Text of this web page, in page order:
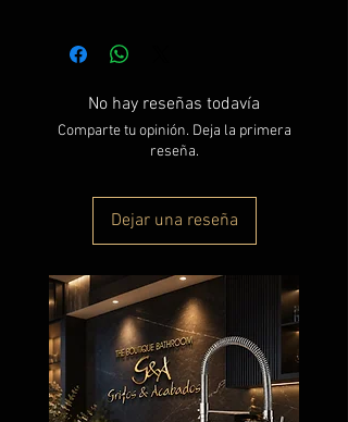
No hay reseñas todavía
Comparte tu opinión. Deja la primera
reseña.
Dejar una reseña